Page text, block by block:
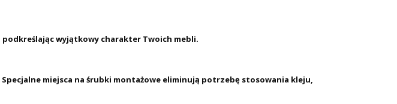
wyjątkowy charakter Twoich mebli.
miejsca na śrubki montażowe eliminują potrzebę stosowania kleju,